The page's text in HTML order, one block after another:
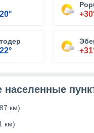
км)
км)